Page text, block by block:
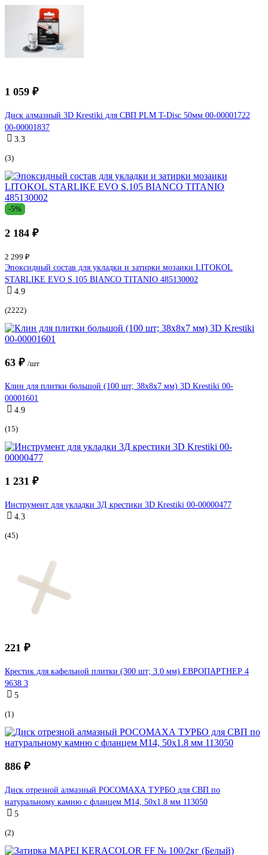
1 059 ₽
Диск алмазный 3D Krestiki для СВП PLM T-Disc 50мм 00-00001722
00-00001837
3.3
(3)
-5%
2 184 ₽
2 299 ₽
Эпоксидный состав для укладки и затирки мозаики LITOKOL
STARLIKE EVO S.105 BIANCO TITANIO 485130002
4.9
(2222)
63 ₽ /шт
Клин для плитки большой (100 шт; 38x8х7 мм) 3D Krestiki 00-
00001601
4.9
(15)
1 231 ₽
Инструмент для укладки 3Д крестики 3D Krestiki 00-00000477
4.3
(45)
221 ₽
Крестик для кафельной плитки (300 шт; 3.0 мм) ЕВРОПАРТНЕР 4
9638 3
5
(1)
886 ₽
Диск отрезной алмазный РОСОМАХА ТУРБО для СВП по
натуральному камню с фланцем М14, 50х1.8 мм 113050
5
(2)